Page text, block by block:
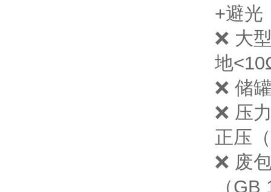
+避光
❌ 大
地
❌ 储
❌ 压
正压
❌ 废
（